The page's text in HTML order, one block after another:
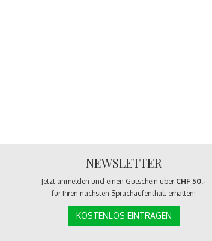
NEWSLETTER
Jetzt anmelden und einen Gutschein über CHF 50.-
für Ihren nächsten Sprachaufenthalt erhalten!
KOSTENLOS EINTRAGEN